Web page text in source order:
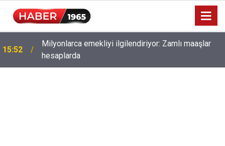
15:52
Milyonlarca emekliyi ilgilendiriyor: Zamlı maaşlar
hesaplarda